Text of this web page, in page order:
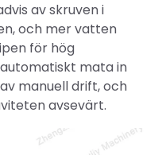
av skruven i
och mer vatten
för hög
mata in
manuell drift, och
avsevärt.